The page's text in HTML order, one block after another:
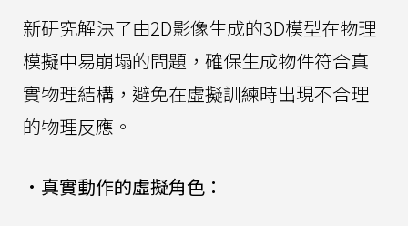
新研究解決了由2D影像生成的3D模型在物理
模擬中易崩塌的問題，確保生成物件符合真
實物理結構，避免在虛擬訓練時出現不合理
的物理反應。
• 真實動作的虛擬角色：